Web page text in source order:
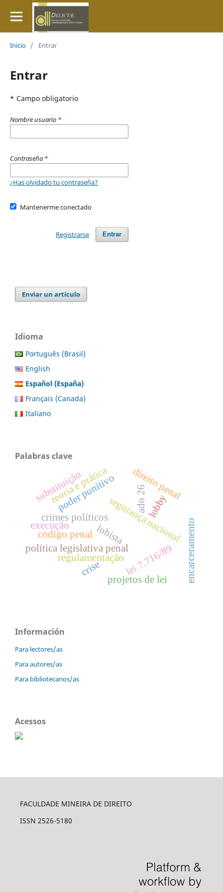
Inicio / Entrar
Entrar
* Campo obligatorio
Nombre usuario *
Contraseña *
¿Has olvidado tu contraseña?
Mantenerme conectado
Entrar
Registrarse
Enviar un artículo
Idioma
Português (Brasil)
English
Español (España)
Français (Canada)
Italiano
Palabras clave
política legislativa penal
código penal
crimes políticossegurança nacional
ado 26
lei 7.716/89
poder punitivo
encarceramento
direito penal
lobby
lobista
regulamentação
projetos de lei
crise
teoria e prática
execução
substituição
Información
Para lectores/as
Para autores/as
Para bibliotecarios/as
Acessos
FACULDADE MINEIRA DE DIREITO
ISSN 2526-5180